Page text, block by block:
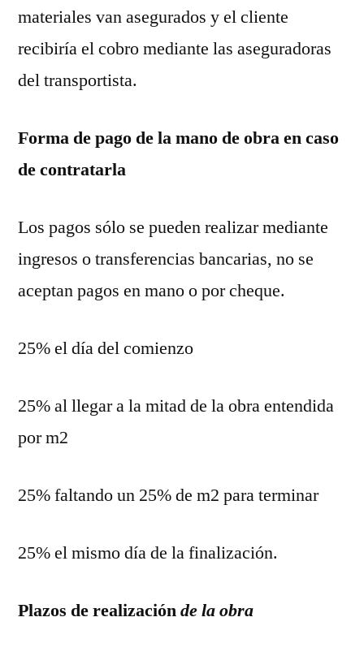
materiales van asegurados y el cliente
recibiría el cobro mediante las aseguradoras
del transportista.
Forma de pago de la mano de obra en caso
de contratarla
Los pagos sólo se pueden realizar mediante
ingresos o transferencias bancarias, no se
aceptan pagos en mano o por cheque.
25% el día del comienzo
25% al llegar a la mitad de la obra entendida
por m2
25% faltando un 25% de m2 para terminar
25% el mismo día de la finalización.
Plazos de realizaciónde la obra